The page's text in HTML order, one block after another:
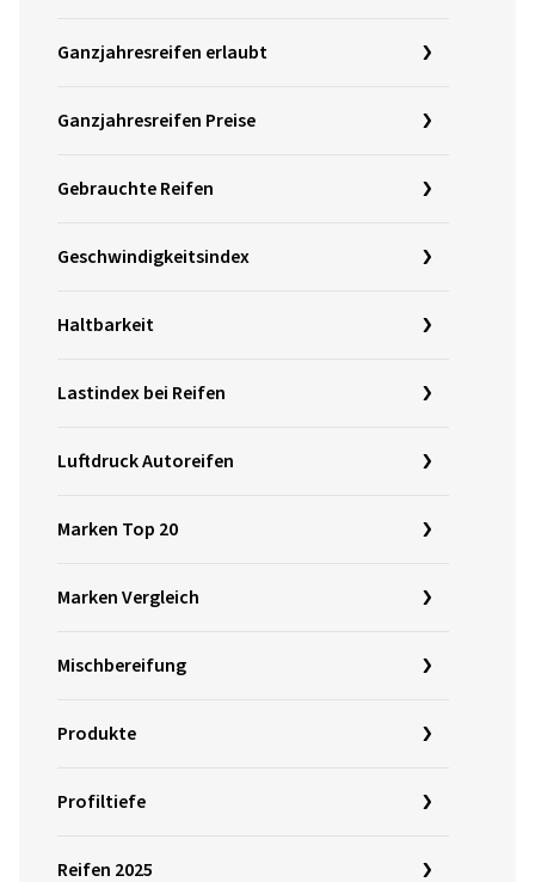
Ganzjahresreifen erlaubt
Ganzjahresreifen Preise
Gebrauchte Reifen
Geschwindigkeitsindex
Haltbarkeit
Lastindex bei Reifen
Luftdruck Autoreifen
Marken Top 20
Marken Vergleich
Mischbereifung
Produkte
Profiltiefe
Reifen 2025